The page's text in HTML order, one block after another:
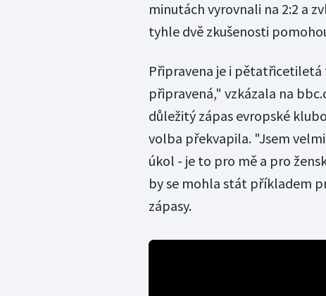
minutách vyrovnali na 2:2 a
tyhle dvě zkušenosti
Připravena je i
připravená," vzkázala na
důležitý zápas evropské
volba překvapila. "Jsem
úkol - je to pro mě a pro
by se mohla stát příkladem
zápasy.